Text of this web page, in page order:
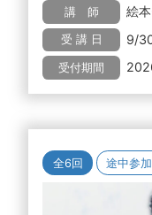
講 師 絵
受 講 日 9/
受付期間
全6回 途中参